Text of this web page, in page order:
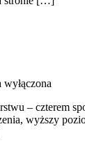
wyłączona
– czterem
wyższy